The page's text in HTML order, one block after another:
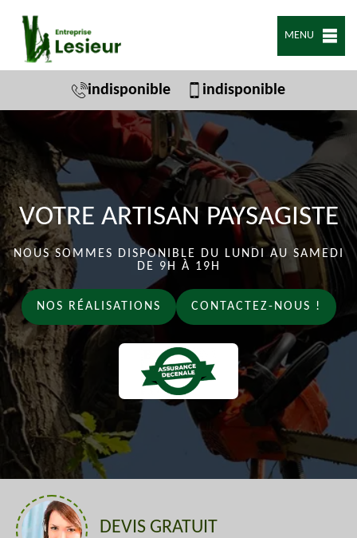
MENU
indisponible indisponible
VOTRE ARTISAN PAYSAGISTE
NOUS SOMMES DISPONIBLE DU LUNDI AU SAMEDI
DE 9H À 19H
NOS RÉALISATIONS CONTACTEZ-NOUS !
DEVIS GRATUIT